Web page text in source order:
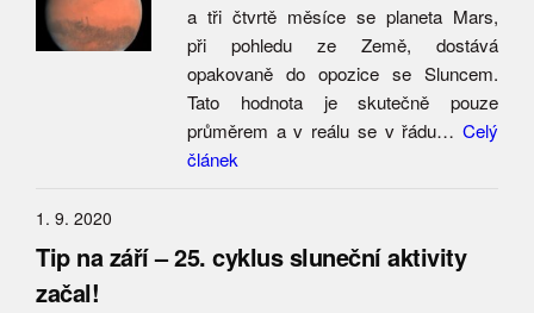
a tři čtvrtě měsíce se planeta Mars,
při pohledu ze Země, dostává
opakovaně do opozice se Sluncem.
Tato hodnota je skutečně pouze
průměrem a v reálu se v řádu… Celý
článek
1. 9. 2020
Tip na září – 25. cyklus sluneční aktivity
začal!